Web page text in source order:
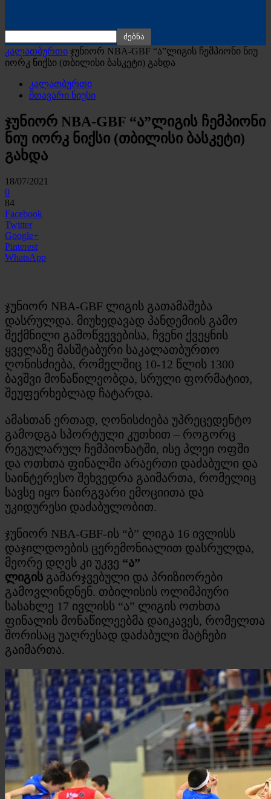
კალათბურთი ჯუნიორ NBA-GBF “ა”ლიგის ჩემპიონი ნიუ
იორკ ნიქსი (თბილისი ბასკეტი) გახდა
კალათბურთი
მთავარი ნიუსი
ჯუნიორ NBA-GBF “ა”ლიგის ჩემპიონი
ნიუ იორკ ნიქსი (თბილისი ბასკეტი)
გახდა
18/07/2021
0
84
Facebook
Twitter
Google+
Pinterest
WhatsApp
ჯუნიორ NBA-GBF ლიგის გათამაშება
დასრულდა. მიუხედავად პანდემიის გამო
შექმნილი გამოწვევებისა, ჩვენი ქვეყნის
ყველაზე მასშტაბური საკალათბურთო
ღონისძიება, რომელშიც 10-12 წლის 1300
ბავშვი მონაწილეობდა, სრული ფორმატით,
შეუფერხებლად ჩატარდა.
ამასთან ერთად, ღონისძიება უპრეცედენტო
გამოდგა სპორტული კუთხით – როგორც
რეგულარულ ჩემპიონატში, ისე პლეი ოფში
და ოთხთა ფინალში არაერთი დაძაბული და
საინტერესო შეხვედრა გაიმართა, რომელიც
სავსე იყო ნაირგვარი ემოციითა და
უკიდურესი დაძაბულობით.
ჯუნიორ NBA-GBF-ის “ბ” ლიგა 16 ივლისს
დაჯილდოების ცერემონიალით დასრულდა,
მეორე დღეს კი უკვე “ა”
ლიგის გამარჯვებული და პრიზიორები
გამოვლინდნენ. თბილისის ოლიმპიური
სასახლე 17 ივლისს “ა” ლიგის ოთხთა
ფინალის მონაწილეებმა დაიკავეს, რომელთა
შორისაც უაღრესად დაძაბული მატჩები
გაიმართა.